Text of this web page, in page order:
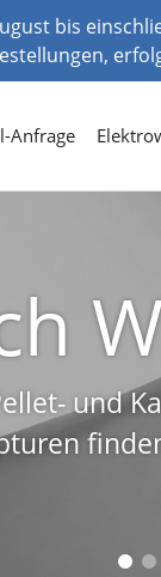
bis
Anfrage
und
- für